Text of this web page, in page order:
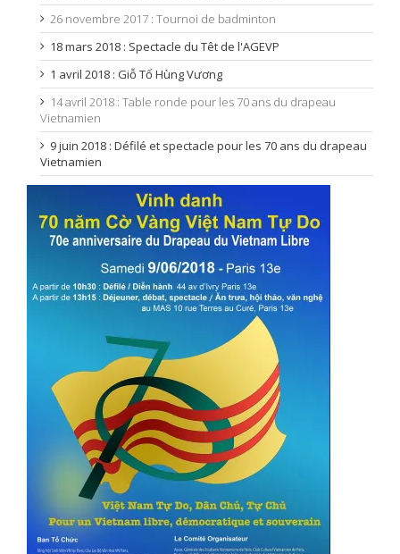
26 novembre 2017 : Tournoi de badminton
18 mars 2018 : Spectacle du Têt de l'AGEVP
1 avril 2018 : Giỗ Tổ Hùng Vương
14 avril 2018 : Table ronde pour les 70 ans du drapeau
Vietnamien
9 juin 2018 : Défilé et spectacle pour les 70 ans du drapeau
Vietnamien